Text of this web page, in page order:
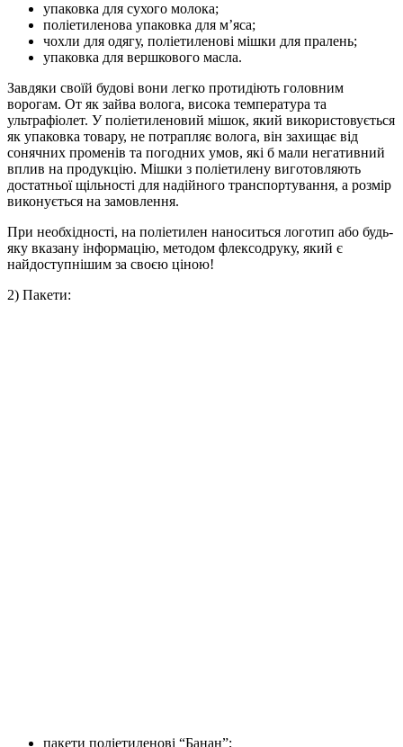
упаковка для сухого молока;
поліетиленова упаковка для м’яса;
чохли для одягу, поліетиленові мішки для пралень;
упаковка для вершкового масла.
Завдяки своїй будові вони легко протидіють головним
ворогам. От як зайва волога, висока температура та
ультрафіолет. У поліетиленовий мішок, який використовується
як упаковка товару, не потрапляє волога, він захищає від
сонячних променів та погодних умов, які б мали негативний
вплив на продукцію. Мішки з поліетилену виготовляють
достатньої щільності для надійного транспортування, а розмір
виконується на замовлення.
При необхідності, на поліетилен наноситься логотип або будь-
яку вказану інформацію, методом флексодруку, який є
найдоступнішим за своєю ціною!
2) Пакети:
пакети поліетиленові “Банан”;